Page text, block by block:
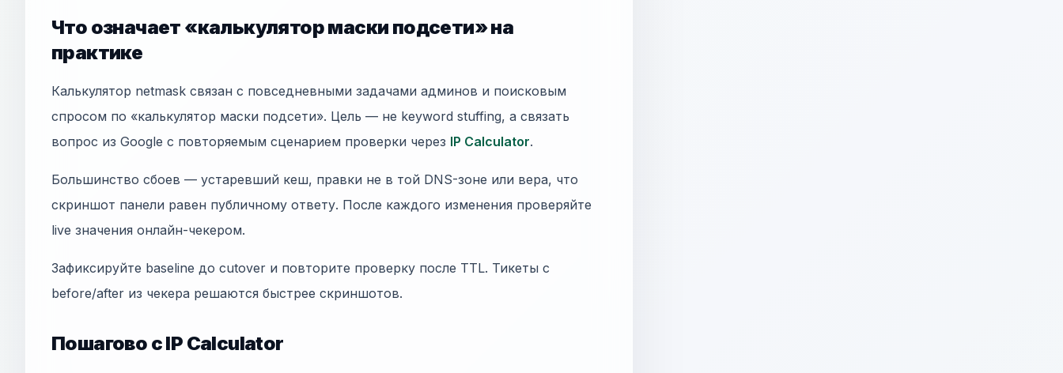
Что означает «калькулятор маски подсети» на
практике
Калькулятор netmask связан с повседневными задачами админов и поисковым
спросом по «калькулятор маски подсети». Цель — не keyword stuffing, а связать
вопрос из Google с повторяемым сценарием проверки через IP Calculator.
Большинство сбоев — устаревший кеш, правки не в той DNS-зоне или вера, что
скриншот панели равен публичному ответу. После каждого изменения проверяйте
live значения онлайн-чекером.
Зафиксируйте baseline до cutover и повторите проверку после TTL. Тикеты с
before/after из чекера решаются быстрее скриншотов.
Пошагово с IP Calculator